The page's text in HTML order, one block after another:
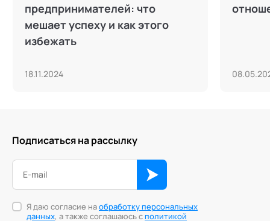
предпринимателей: что
мешает успеху и как этого
избежать
18.11.2024
Подписаться на рассылку
Я даю согласие наобработку персональных
данных, а также соглашаюсь сполитикой